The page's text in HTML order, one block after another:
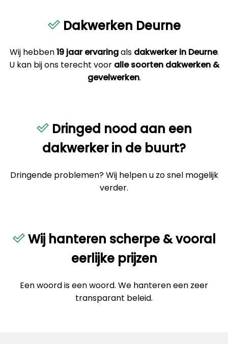
Dakwerken Deurne
Wij hebben19 jaar ervaringals dakwerker in Deurne.
U kan bij ons terecht voor alle soorten dakwerken &
gevelwerken.
Dringed nood aan een
dakwerker in de buurt?
Dringende problemen? Wij helpen u zo snel mogelijk
verder.
Wij hanteren scherpe & vooral
eerlijke prijzen
Een woord is een woord. We hanteren een zeer
transparant beleid.